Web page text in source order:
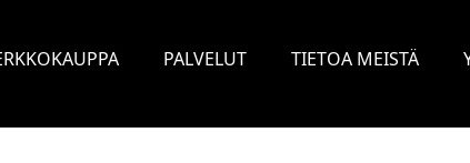
PALVELUT TIETOA MEISTÄ